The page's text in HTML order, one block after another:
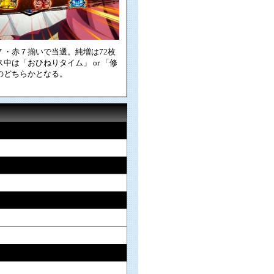
赤７揃いで当選。純増は72枚
中は「おひねりタイム」 or 「修
ちらかとなる。